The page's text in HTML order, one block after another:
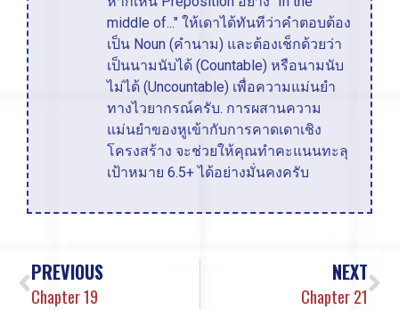
middle of..." ให้เดาได้ทันทีว่าคำตอบต้อง
เป็น Noun (คำนาม) และต้องเช็กด้วยว่า
เป็นนามนับได้ (Countable) หรือนามนับ
ไม่ได้ (Uncountable) เพื่อความแม่นยำ
ทางไวยากรณ์ครับ. การผสานความ
แม่นยำของหูเข้ากับการคาดเดาเชิง
โครงสร้าง จะช่วยให้คุณทำคะแนนทะลุ
เป้าหมาย 6.5+ ได้อย่างมั่นคงครับ
PREVIOUS
Chapter 19
NEXT
Chapter 21